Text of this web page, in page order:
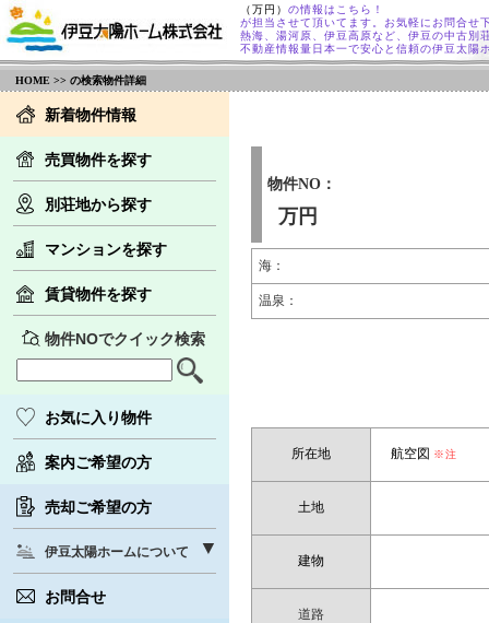
（万円） の情報はこちら！
が担当させて頂いてます。お気軽にお問合せ
熱海、湯河原、伊豆高原など、伊豆の中古別
不動産情報量日本一で安心と信頼の伊豆太陽
HOME >> の検索物件詳細
新着物件情報
売買物件を探す
別荘地から探す
マンションを探す
賃貸物件を探す
物件NOでクイック検索
お気に入り物件
案内ご希望の方
売却ご希望の方
伊豆太陽ホームについて
お問合せ
物件NO：
万円
海：
温泉：
所在地 航空図 ※注
土地
建物
道路